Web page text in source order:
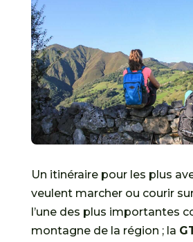
Un itinéraire pour les plus
veulent marcher ou courir
l’une des plus importantes
montagne de la région ; la